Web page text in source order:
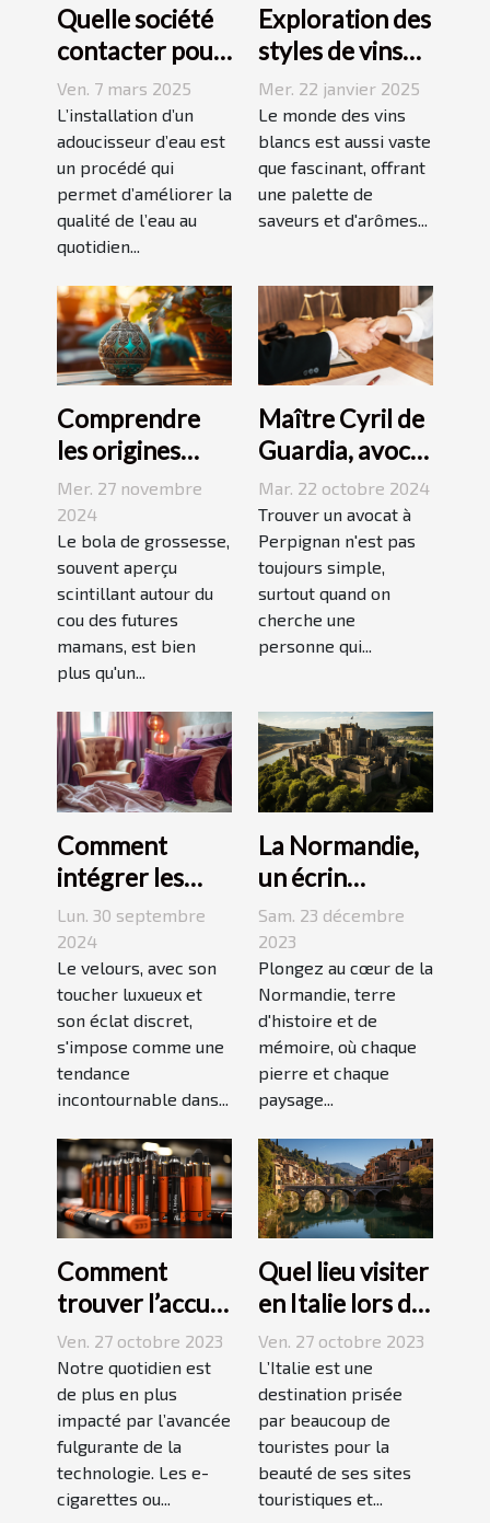
Quelle société
contacter pour
l'installation
d'un
adoucisseur
d'eau ?
Ven. 7 mars 2025
L’installation d’un
adoucisseur d’eau est
un procédé qui
permet d’améliorer la
qualité de l’eau au
quotidien...
Exploration des
styles de vins
blancs issus de
vignobles
renommés
Mer. 22 janvier 2025
Le monde des vins
blancs est aussi vaste
que fascinant, offrant
une palette de
saveurs et d'arômes...
Comprendre
les origines
culturelles du
bola de
grossesse
Mer. 27 novembre
2024
Le bola de grossesse,
souvent aperçu
scintillant autour du
cou des futures
mamans, est bien
plus qu'un...
Maître Cyril de
Guardia, avocat
renommé à
Perpignan
Mar. 22 octobre 2024
Trouver un avocat à
Perpignan n'est pas
toujours simple,
surtout quand on
cherche une
personne qui...
Comment
intégrer les
accessoires en
velours dans
votre quotidien
Lun. 30 septembre
2024
Le velours, avec son
toucher luxueux et
son éclat discret,
s'impose comme une
tendance
incontournable dans...
La Normandie,
un écrin
historique pour
des
événements
mémorables
Sam. 23 décembre
2023
Plongez au cœur de la
Normandie, terre
d'histoire et de
mémoire, où chaque
pierre et chaque
paysage...
Comment
trouver l’accu
idéal pour sa e-
cigarette ?
Ven. 27 octobre 2023
Notre quotidien est
de plus en plus
impacté par l’avancée
fulgurante de la
technologie. Les e-
cigarettes ou...
Quel lieu visiter
en Italie lors de
vos vacances ?
Ven. 27 octobre 2023
L’Italie est une
destination prisée
par beaucoup de
touristes pour la
beauté de ses sites
touristiques et...